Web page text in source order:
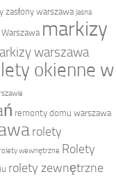
zasłony warszawa jasna
markizy
warszawa
okienne w
remonty domu warszawa
rolety
wewnętrzne Rolety
rolety zewnętrzne